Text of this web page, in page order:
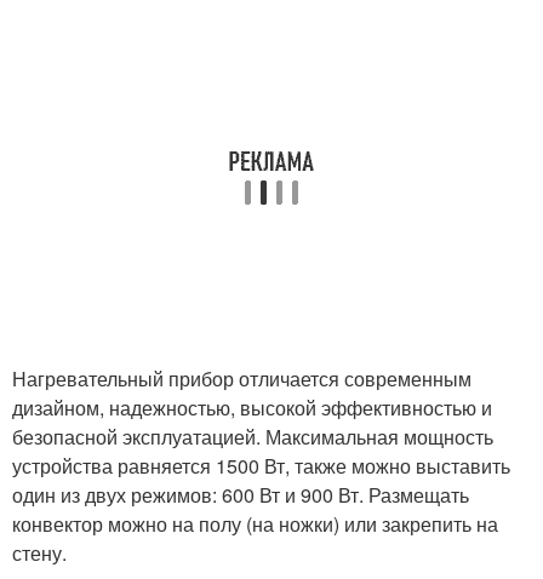
Нагревательный прибор отличается современным
дизайном, надежностью, высокой эффективностью и
безопасной эксплуатацией. Максимальная мощность
устройства равняется 1500 Вт, также можно выставить
один из двух режимов: 600 Вт и 900 Вт. Размещать
конвектор можно на полу (на ножки) или закрепить на
стену.